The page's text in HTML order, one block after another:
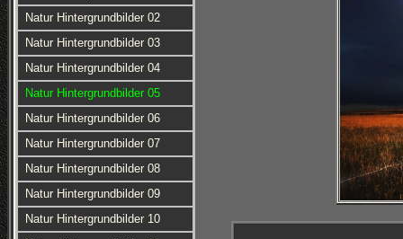
Natur Hintergrundbilder 02
Natur Hintergrundbilder 03
Natur Hintergrundbilder 04
Natur Hintergrundbilder 05
Natur Hintergrundbilder 06
Natur Hintergrundbilder 07
Natur Hintergrundbilder 08
Natur Hintergrundbilder 09
Natur Hintergrundbilder 10